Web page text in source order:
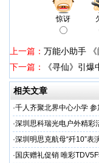
惊讶
上一篇： 万能小助手
下一篇：
《寻仙》引
相关文章
·千人齐聚北界中心小学 参
·深圳思科瑞光电户外精彩
·深圳明思克航母“歼10”表
· 国庆赠礼促销 唯彩